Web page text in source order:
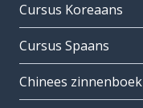
Cursus Koreaans
Cursus Spaans
Chinees zinnenboek